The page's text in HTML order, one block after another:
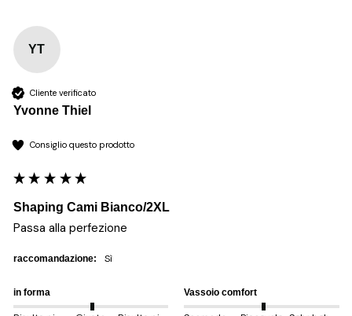
YT
Cliente verificato
Yvonne Thiel
Consiglio questo prodotto
Shaping Cami Bianco/2XL
Passa alla perfezione
raccomandazione: sì
in forma Vassoio comfort